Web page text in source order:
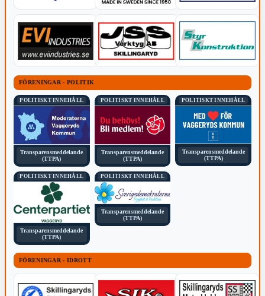
FÖRENINGAR - POLITIK
POLITISKT INNEHÅLL
Transparensmeddelande
(TTPA)
POLITISKT INNEHÅLL
Transparensmeddelande
(TTPA)
POLITISKT INNEHÅLL
Transparensmeddelande
(TTPA)
POLITISKT INNEHÅLL
Transparensmeddelande
(TTPA)
POLITISKT INNEHÅLL
Transparensmeddelande
(TTPA)
FÖRENINGAR - IDROTT